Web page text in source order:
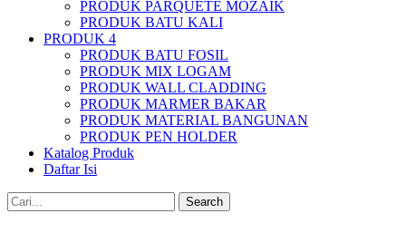
PRODUK PARQUETE MOZAIK
PRODUK BATU KALI
PRODUK 4
PRODUK BATU FOSIL
PRODUK MIX LOGAM
PRODUK WALL CLADDING
PRODUK MARMER BAKAR
PRODUK MATERIAL BANGUNAN
PRODUK PEN HOLDER
Katalog Produk
Daftar Isi
Search